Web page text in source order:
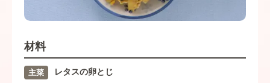
材料
主菜 レタスの卵とじ